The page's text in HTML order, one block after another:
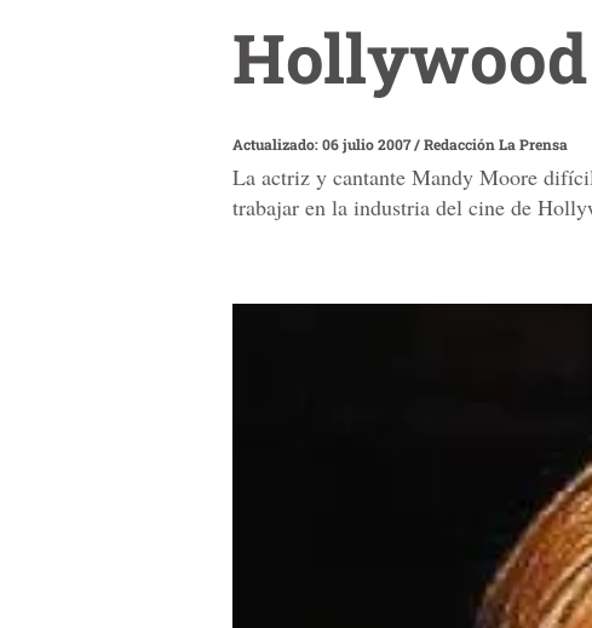
Actualizado: 06 julio 2007/Redacción La Prensa
La actriz y cantante Mandy Moore
trabajar en la industria del cine de